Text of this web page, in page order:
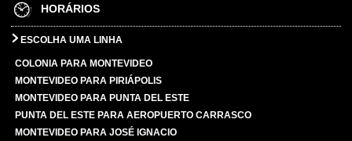
HORÁRIOS
ESCOLHA UMA LINHA
COLONIA PARA MONTEVIDEO
MONTEVIDEO PARA PIRIÁPOLIS
MONTEVIDEO PARA PUNTA DEL ESTE
PUNTA DEL ESTE PARA AEROPUERTO CARRASCO
MONTEVIDEO PARA JOSÉ IGNACIO